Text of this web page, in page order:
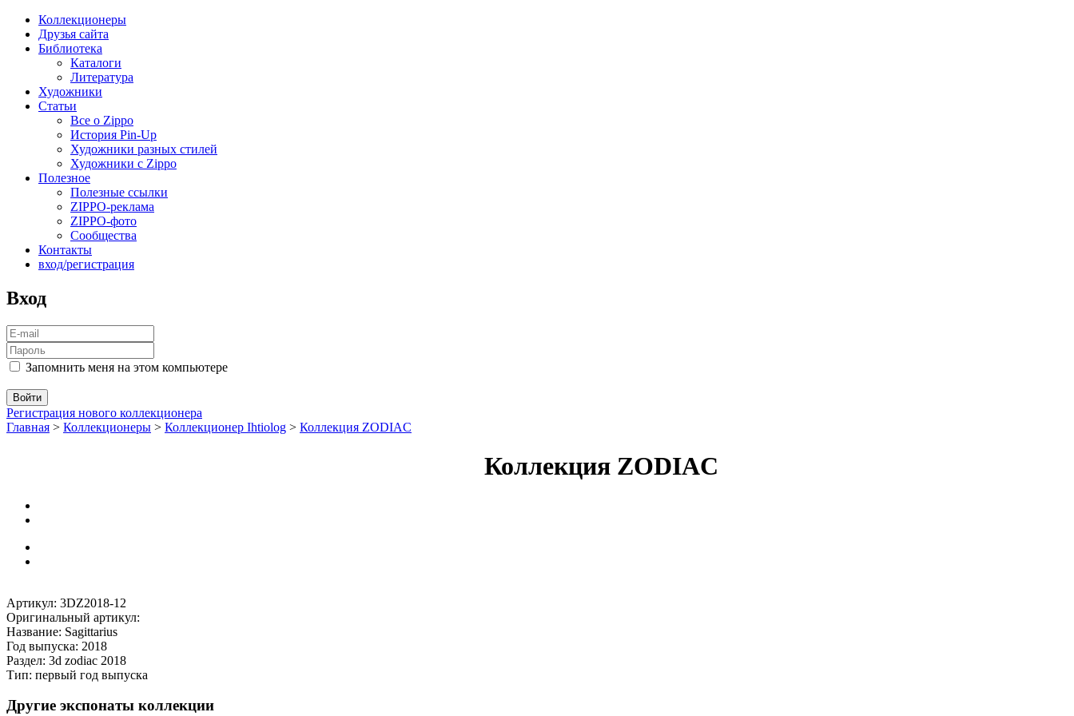
Коллекционеры
Друзья сайта
Библиотека
Каталоги
Литература
Художники
Статьи
Все о Zippo
История Pin-Up
Художники разных стилей
Художники с Zippo
Полезное
Полезные ссылки
ZIPPO-реклама
ZIPPO-фото
Сообщества
Контакты
вход/регистрация
Вход
Запомнить меня на этом компьютере
Регистрация нового коллекционера
Главная > Коллекционеры > Коллекционер Ihtiolog > Коллекция ZODIAC
Коллекция ZODIAC
Артикул: 3DZ2018-12
Оригинальный артикул:
Название: Sagittarius
Год выпуска: 2018
Раздел: 3d zodiac 2018
Тип: первый год выпуска
Другие экспонаты коллекции